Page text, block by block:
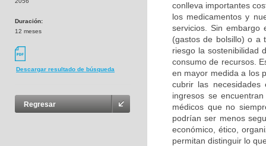
Duración:
12 meses
Descargar resultado de búsqueda
Regresar
conlleva importantes
los medicamentos y
servicios. Sin embargo
(gastos de bolsillo) o a
riesgo la sostenibilidad
consumo de recursos.
en mayor medida a los
cubrir las
ingresos se
médicos que no
podrían ser menos
económico, ético,
permitan distinguir lo